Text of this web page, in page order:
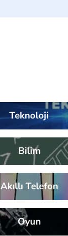
Teknoloji
Bilim
Akıllı Telefon
Oyun